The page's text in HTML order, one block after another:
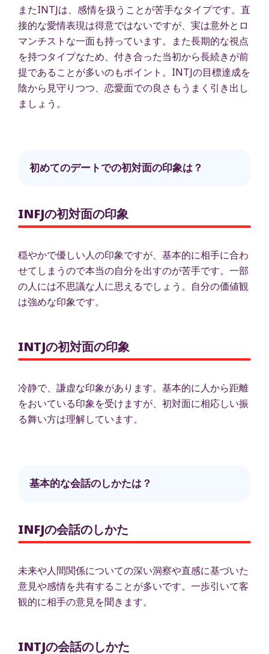
またINTJは、感情を扱うことが苦手なタイプです。直
接的な愛情表現は得意ではないですが、実は意外とロ
マンチストな一面も持っています。また長期的な視点
を持つタイプなため、付き合った当初から長続きが前
提であることが多いのもポイント。INTJの目標達成を
陰から見守りつつ、恋愛面での良さもうまく引き出し
ましょう。
初めてのデートでの初対面の印象は？
INFJの初対面の印象
穏やかで優しい人の印象ですが、基本的に相手に合わ
せてしまうので本当の自分を出すのが苦手です。一部
の人には不思議な人に思えるでしょう。自分の価値観
は強めな印象です。
INTJの初対面の印象
冷静で、謙虚な印象があります。基本的に人から距離
をおいている印象を受けますが、初対面に相応しい振
る舞い方は理解しています。
基本的な会話のしかたは？
INFJの会話のしかた
未来や人間関係についての深い洞察や直感に基づいた
意見や感情を共有することが多いです。一歩引いて客
観的に相手の意見を聞きます。
INTJの会話のしかた